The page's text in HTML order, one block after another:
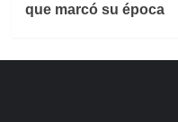
que marcó su época